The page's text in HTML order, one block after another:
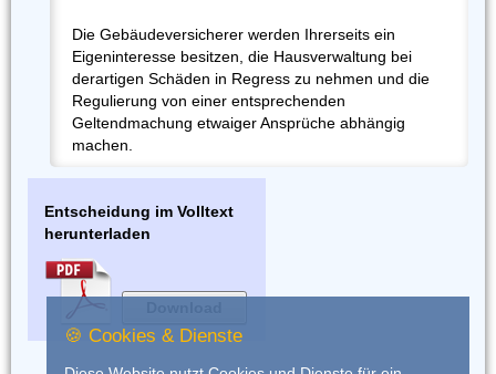
Die Gebäudeversicherer werden Ihrerseits ein
Eigeninteresse besitzen, die Hausverwaltung bei
derartigen Schäden in Regress zu nehmen und die
Regulierung von einer entsprechenden
Geltendmachung etwaiger Ansprüche abhängig
machen.
Entscheidung im Volltext
herunterladen
🍪 Cookies & Dienste